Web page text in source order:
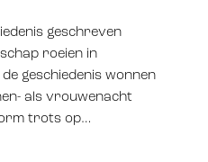
geschreven
roeien in
geschiedenis wonnen
als vrouwenacht
trots op…